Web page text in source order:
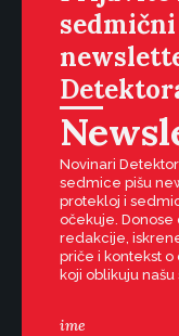
sedmični
Novinari
sedmice pišu
protekloj i
očekuje.
redakcije,
priče i kontekst
koji oblikuju našu